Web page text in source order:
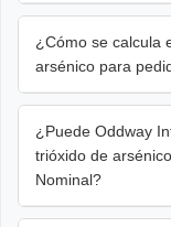
¿Cómo se calcula
arsénico para
¿Puede Oddway
trióxido de
Nominal?